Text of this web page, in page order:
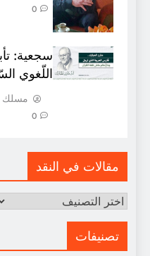
0
سجعية:
اللّغوي
مسلك
0
مقالات في النقد
مقالات
النقد
تصنيفات